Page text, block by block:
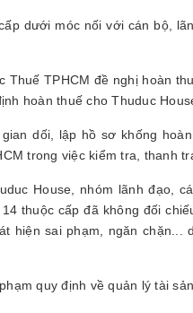
dưới móc nối với cán bộ,
Thuế TPHCM đề nghị hoàn
hoàn thuế cho Thuduc
dối, lập hồ sơ khống
trong việc kiểm tra, thanh
House, nhóm lãnh đạo,
thuộc cấp đã không đối
hiện sai phạm, ngăn chặn...
quy định về quản lý tài